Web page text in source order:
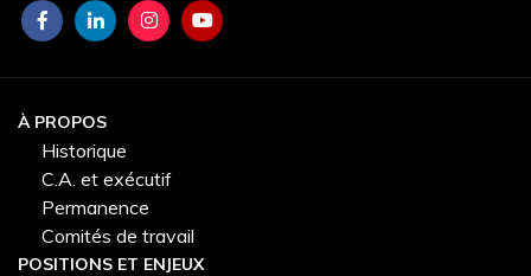
À PROPOS
Historique
C.A. et exécutif
Permanence
Comités de travail
POSITIONS ET ENJEUX